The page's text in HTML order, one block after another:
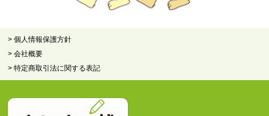
> 個人情報保護方針
> 会社概要
> 特定商取引法に関する表記